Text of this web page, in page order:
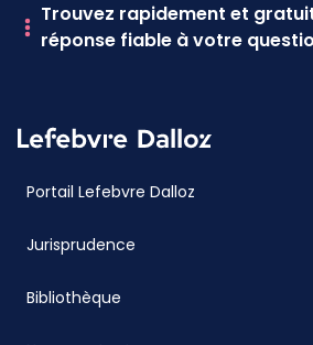
Trouvez rapidement et
réponse fiable à votre
Portail Lefebvre Dalloz
Jurisprudence
Bibliothèque